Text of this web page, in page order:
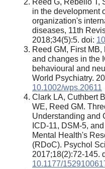
in the development
organization's
diseases, 11th
2018;34(5):5. doi:
Reed GM, First
and changes in the
behavioural and
World Psychiatry.
10.1002/wps.20611
Clark LA, Cuthbert
WE, Reed GM.
Understanding and
ICD-11, DSM-5,
Mental Health's
(RDoC). Psychol
2017;18(2):72-145.
10.1177/